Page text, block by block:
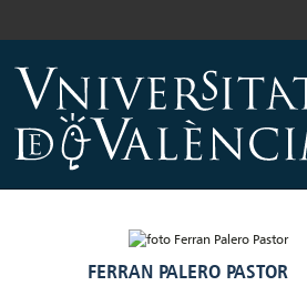
FERRAN PALERO PASTOR